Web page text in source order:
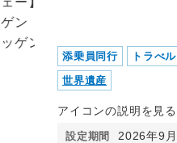
添乗員同行 トラべ
世界遺産
アイコンの説明を見
設定期間 2026年9